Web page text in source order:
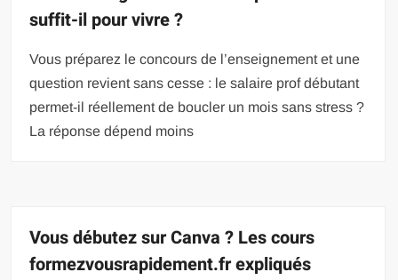
suffit-il pour vivre ?
Vous préparez le concours de l’enseignement et une
question revient sans cesse : le salaire prof débutant
permet-il réellement de boucler un mois sans stress ?
La réponse dépend moins
Vous débutez sur Canva ? Les cours
formezvousrapidement.fr expliqués